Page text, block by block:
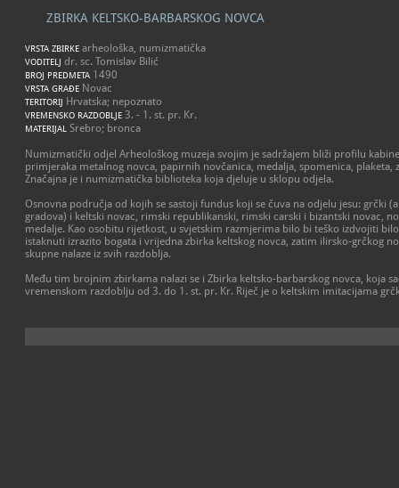
ZBIRKA KELTSKO-BARBARSKOG NOVCA
VRSTA ZBIRKE arheološka, numizmatička
VODITELJ dr. sc. Tomislav Bilić
BROJ PREDMETA 1490
VRSTA GRAĐE Novac
TERITORIJ Hrvatska; nepoznato
VREMENSKO RAZDOBLJE 3. - 1. st. pr. Kr.
MATERIJAL Srebro; bronca
Numizmatički odjel Arheološkog muzeja svojim je sadržajem bliži profilu
primjeraka metalnog novca, papirnih novčanica, medalja, spomenica, plaketa,
Značajna je i numizmatička biblioteka koja djeluje u sklopu odjela.
Osnovna područja od kojih se sastoji fundus koji se čuva na odjelu jesu: grčki
gradova) i keltski novac, rimski republikanski, rimski carski i bizantski novac,
medalje. Kao osobitu rijetkost, u svjetskim razmjerima bilo bi teško izdvojiti
istaknuti izrazito bogata i vrijedna zbirka keltskog novca, zatim ilirsko-grčkog
skupne nalaze iz svih razdoblja.
Među tim brojnim zbirkama nalazi se i Zbirka keltsko-barbarskog novca, koja
vremenskom razdoblju od 3. do 1. st. pr. Kr. Riječ je o keltskim imitacijama